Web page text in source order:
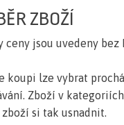
ZBOŽÍ
ceny jsou uvedeny bez
koupi lze vybrat
Zboží v
zboží si tak usnadnit.